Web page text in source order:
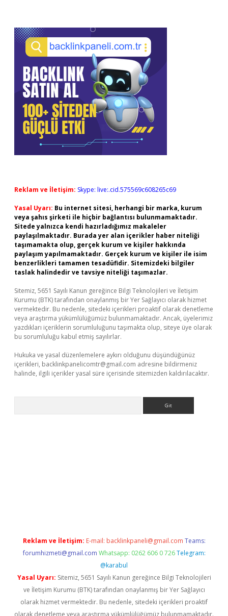
Reklam ve İletişim: Skype: live:.cid.575569c608265c69
Yasal Uyarı: Bu internet sitesi, herhangi bir marka, kurum
veya şahıs şirketi ile hiçbir bağlantısı bulunmamaktadır.
Sitede yalnızca kendi hazırladığımız makaleler
paylaşılmaktadır. Burada yer alan içerikler haber niteliği
taşımamakta olup, gerçek kurum ve kişiler hakkında
paylaşım yapılmamaktadır. Gerçek kurum ve kişiler ile isim
benzerlikleri tamamen tesadüfidir. Sitemizdeki bilgiler
taslak halindedir ve tavsiye niteliği taşımazlar.
Sitemiz, 5651 Sayılı Kanun gereğince Bilgi Teknolojileri ve İletişim
Kurumu (BTK) tarafından onaylanmış bir Yer Sağlayıcı olarak hizmet
vermektedir. Bu nedenle, sitedeki içerikleri proaktif olarak denetleme
veya araştırma yükümlülüğümüz bulunmamaktadır. Ancak, üyelerimiz
yazdıkları içeriklerin sorumluluğunu taşımakta olup, siteye üye olarak
bu sorumluluğu kabul etmiş sayılırlar.
Hukuka ve yasal düzenlemelere aykırı olduğunu düşündüğünüz
içerikleri, backlinkpanelicomtr@gmail.com adresine bildirmeniz
halinde, ilgili içerikler yasal süre içerisinde sitemizden kaldırılacaktır.
Reklam ve İletişim: E-mail: backlinkpaneli@gmail.com Teams:
forumhizmeti@gmail.com Whatsapp: 0262 606 0 726 Telegram:
@karabul
Yasal Uyarı: Sitemiz, 5651 Sayılı Kanun gereğince Bilgi Teknolojileri
ve İletişim Kurumu (BTK) tarafından onaylanmış bir Yer Sağlayıcı
olarak hizmet vermektedir. Bu nedenle, sitedeki içerikleri proaktif
olarak denetleme veya araştırma yükümlülüğümüz bulunmamaktadır.